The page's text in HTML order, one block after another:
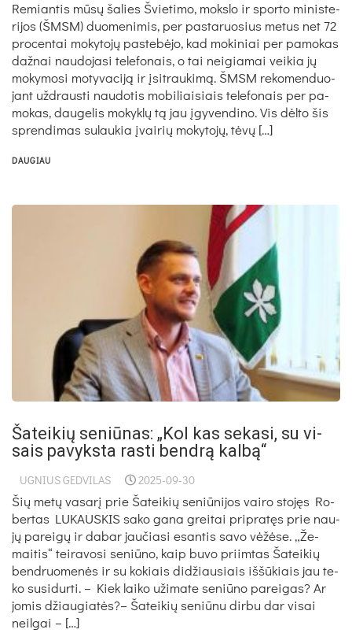
Re­mian­tis mū­sų ša­lies Švie­ti­mo, moks­lo ir spor­to mi­nis­te­
ri­jos (ŠMSM) duo­me­ni­mis, per pa­sta­ruo­sius me­tus net 72
pro­cen­tai mo­ky­to­jų pa­ste­bė­jo, kad mo­ki­niai per pa­mo­kas
daž­nai nau­do­ja­si te­le­fo­nais, o tai nei­gia­mai vei­kia jų
mo­ky­mo­si mo­ty­va­ci­ją ir įsi­trau­ki­mą. ŠMSM re­ko­men­duo­
jant už­draus­ti nau­do­tis mo­bi­liai­siais te­le­fo­nais per pa­
mo­kas, dau­ge­lis mo­kyk­lų tą jau įgy­ven­di­no. Vis dėl­to šis
spren­di­mas su­lau­kia įvai­rių mo­ky­to­jų, tė­vų […]
DAUGIAU
Ša­tei­kių se­niū­nas: „Kol kas se­ka­si, su vi­
sais pa­vyks­ta ras­ti bend­rą kal­bą“
UGNIUS GEDVILAS 2025-09-30
Šių me­tų va­sa­rį prie Ša­tei­kių se­niū­ni­jos vai­ro sto­jęs Ro­
ber­tas LU­KAUS­KIS sa­ko ga­na grei­tai pri­pra­tęs prie nau­
jų pa­rei­gų ir da­bar jau­čia­si esan­tis sa­vo vė­žė­se. „Že­
mai­tis“ tei­ra­vo­si se­niū­no, kaip bu­vo priim­tas Ša­tei­kių
bend­ruo­me­nės ir su ko­kiais di­džiau­siais iš­šū­kiais jau te­
ko su­si­dur­ti. – Kiek lai­ko uži­ma­te se­niū­no pa­rei­gas? Ar
jo­mis džiau­gia­tės?– Ša­tei­kių se­niū­nu dir­bu dar vi­sai
neil­gai – […]